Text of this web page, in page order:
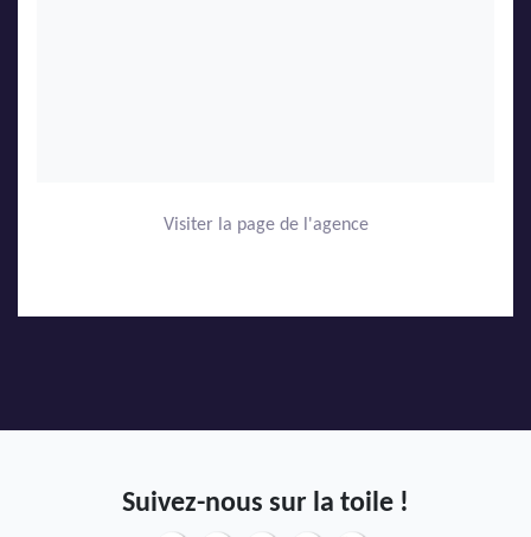
Visiter la page de l'agence
Suivez-nous sur la toile !